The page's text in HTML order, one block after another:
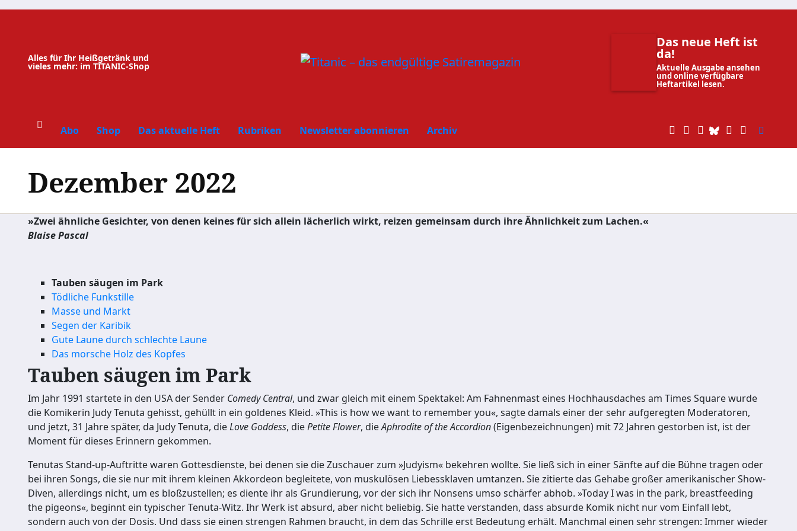
Zum
Alles für Ihr Heißgetränk und
vieles mehr: im TITANIC-Shop
Das neue Heft ist
da!
Aktuelle Ausgabe ansehen
und online verfügbare
Heftartikel lesen.
Abo Shop Das aktuelle Heft Rubriken Newsletter abonnieren Archiv
Dezember 2022
»Zwei ähnliche Gesichter, von denen keines für sich allein lächerlich wirkt, reizen gemeinsam durch ihre Ähnlichkeit zum Lachen.«
Blaise Pascal
Tauben säugen im Park
Tödliche Funkstille
Masse und Markt
Segen der Karibik
Gute Laune durch schlechte Laune
Das morsche Holz des Kopfes
Tauben säugen im Park
Im Jahr 1991 startete in den USA der Sender Comedy Central, und zwar gleich mit einem Spektakel: Am Fahnenmast eines Hochhausdaches am Times Square wurde
die Komikerin Judy Tenuta gehisst, gehüllt in ein goldenes Kleid. »This is how we want to remember you«, sagte damals einer der sehr aufgeregten Moderatoren,
und jetzt, 31 Jahre später, da Judy Tenuta, dieLove Goddess, diePetite Flower, dieAphrodite of the Accordion(Eigenbezeichnungen) mit 72 Jahren gestorben ist, ist der
Moment für dieses Erinnern gekommen.
Tenutas Stand-up-Auftritte waren Gottesdienste, bei denen sie die Zuschauer zum »Judyism« bekehren wollte. Sie ließ sich in einer Sänfte auf die Bühne tragen oder
bei ihren Songs, die sie nur mit ihrem kleinen Akkordeon begleitete, von muskulösen Liebessklaven umtanzen. Sie zitierte das Gehabe großer amerikanischer Show-
Diven, allerdings nicht, um es bloßzustellen; es diente ihr als Grundierung, vor der sich ihr Nonsens umso schärfer abhob. »Today I was in the park, breastfeeding
the pigeons«, beginnt ein typischer Tenuta-Witz. Ihr Werk ist absurd, aber nicht beliebig. Sie hatte verstanden, dass absurde Komik nicht nur vom Einfall lebt,
sondern auch von der Dosis. Und dass sie einen strengen Rahmen braucht, in dem das Schrille erst Bedeutung erhält. Manchmal einen sehr strengen: Immer wieder